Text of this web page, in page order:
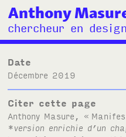
Anthony
chercheur en design
Date
décembre 2019
Citer cette page
Anthony Masure, «
*version enrichie d’un